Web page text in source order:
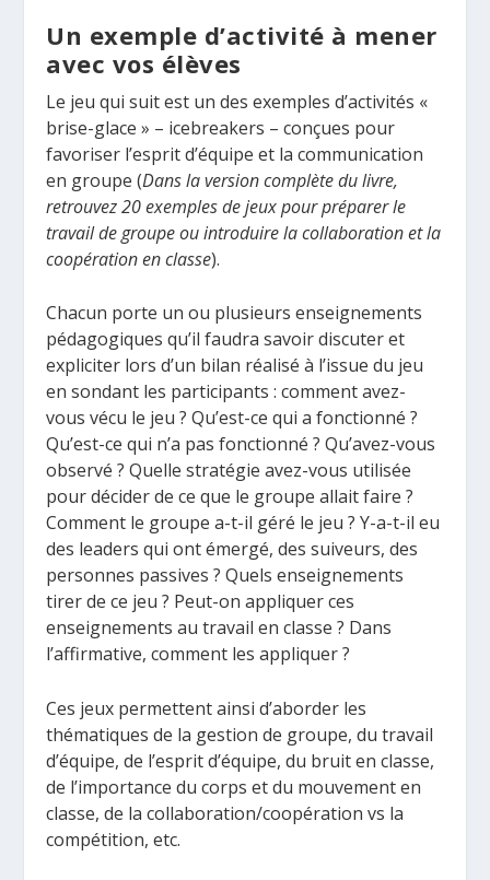
Un exemple d’activité à mener
avec vos élèves
Le jeu qui suit est un des exemples d’activités «
brise-glace » – icebreakers – conçues pour
favoriser l’esprit d’équipe et la communication
en groupe (Dans la version complète du livre,
retrouvez 20 exemples de jeux pour préparer le
travail de groupe ou introduire la collaboration et la
coopération en classe).
Chacun porte un ou plusieurs enseignements
pédagogiques qu’il faudra savoir discuter et
expliciter lors d’un bilan réalisé à l’issue du jeu
en sondant les participants : comment avez-
vous vécu le jeu ? Qu’est-ce qui a fonctionné ?
Qu’est-ce qui n’a pas fonctionné ? Qu’avez-vous
observé ? Quelle stratégie avez-vous utilisée
pour décider de ce que le groupe allait faire ?
Comment le groupe a-t-il géré le jeu ? Y-a-t-il eu
des leaders qui ont émergé, des suiveurs, des
personnes passives ? Quels enseignements
tirer de ce jeu ? Peut-on appliquer ces
enseignements au travail en classe ? Dans
l’affirmative, comment les appliquer ?
Ces jeux permettent ainsi d’aborder les
thématiques de la gestion de groupe, du travail
d’équipe, de l’esprit d’équipe, du bruit en classe,
de l’importance du corps et du mouvement en
classe, de la collaboration/coopération vs la
compétition, etc.